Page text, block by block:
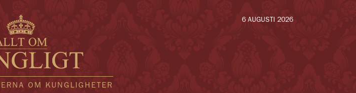
OM KUNGLIGHETER
6 AUGUSTI 2026